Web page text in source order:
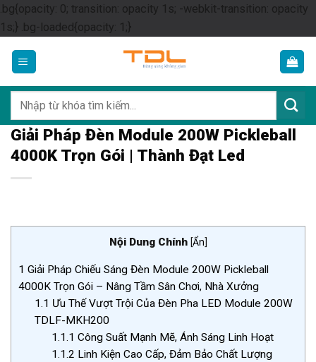
.bg{opacity: 0; transition: opacity 1s; -webkit-transition: opacity
1s;} .bg-loaded{opacity: 1;}Skip
content
kiếm:
Giải Pháp Đèn Module 200W Pickleball
4000K Trọn Gói | Thành Đạt Led
Nội Dung Chính [Ẩn]
1 Giải Pháp Chiếu Sáng Đèn Module 200W Pickleball
4000K Trọn Gói – Nâng Tầm Sân Chơi, Nhà Xưởng
1.1 Ưu Thế Vượt Trội Của Đèn Pha LED Module 200W
TDLF-MKH200
1.1.1 Công Suất Mạnh Mẽ, Ánh Sáng Linh Hoạt
1.1.2 Linh Kiện Cao Cấp, Đảm Bảo Chất Lượng